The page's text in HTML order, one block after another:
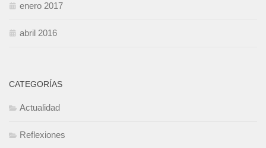
enero 2017
abril 2016
CATEGORÍAS
Actualidad
Reflexiones